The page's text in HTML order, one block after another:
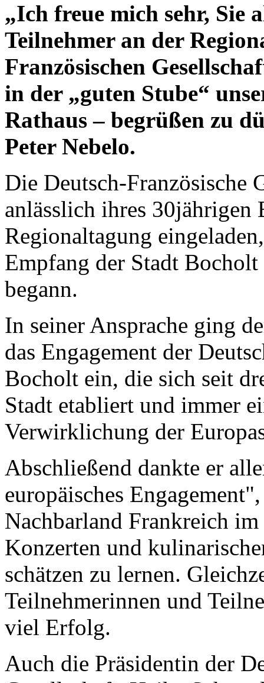
„Ich freue mich sehr, Sie
Teilnehmer an der
Französischen
in der „guten Stube“
Rathaus – begrüßen zu
Peter Nebelo.
Die Deutsch-Französische
anlässlich ihres 30jährigen
Regionaltagung
Empfang der Stadt
begann.
In seiner Ansprache ging
das Engagement der
Bocholt ein, die sich seit
Stadt etabliert und immer
Verwirklichung der
Abschließend dankte er
europäisches
Nachbarland Frankreich
Konzerten und
schätzen zu lernen.
Teilnehmerinnen und
viel Erfolg.
Auch die Präsidentin der